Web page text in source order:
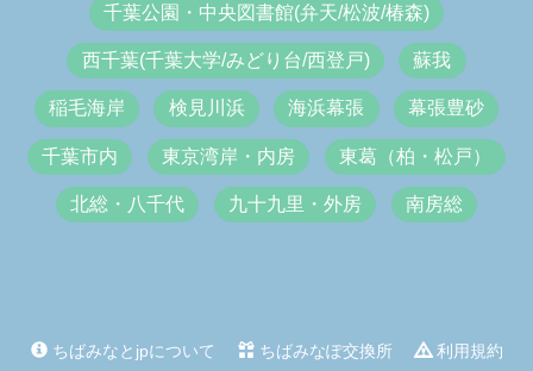
千葉公園・中央図書館(弁天/松波/椿森)
西千葉(千葉大学/みどり台/西登戸) 蘇我
稲毛海岸 検見川浜 海浜幕張 幕張豊砂
千葉市内 東京湾岸・内房 東葛（柏・松戸）
北総・八千代 九十九里・外房 南房総
ちばみなとjpについて ちばみなぽ交換所 利用規約